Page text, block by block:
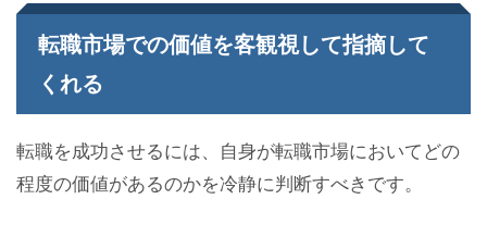
転職市場での価値を客観視して指摘して
くれる
転職を成功させるには、自身が転職市場においてどの
程度の価値があるのかを冷静に判断すべきです。